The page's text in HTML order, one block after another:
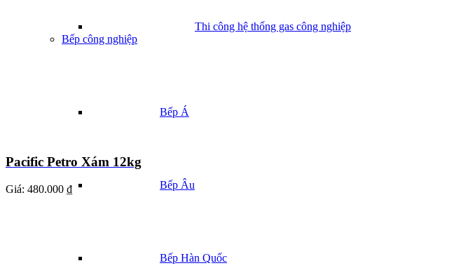
Thi công hệ thống gas công nghiệp
Bếp công nghiệp
Bếp Á
Bếp Âu
Bếp Hàn Quốc
Pacific Petro Xám 12kg
Giá: 480.000 ₫